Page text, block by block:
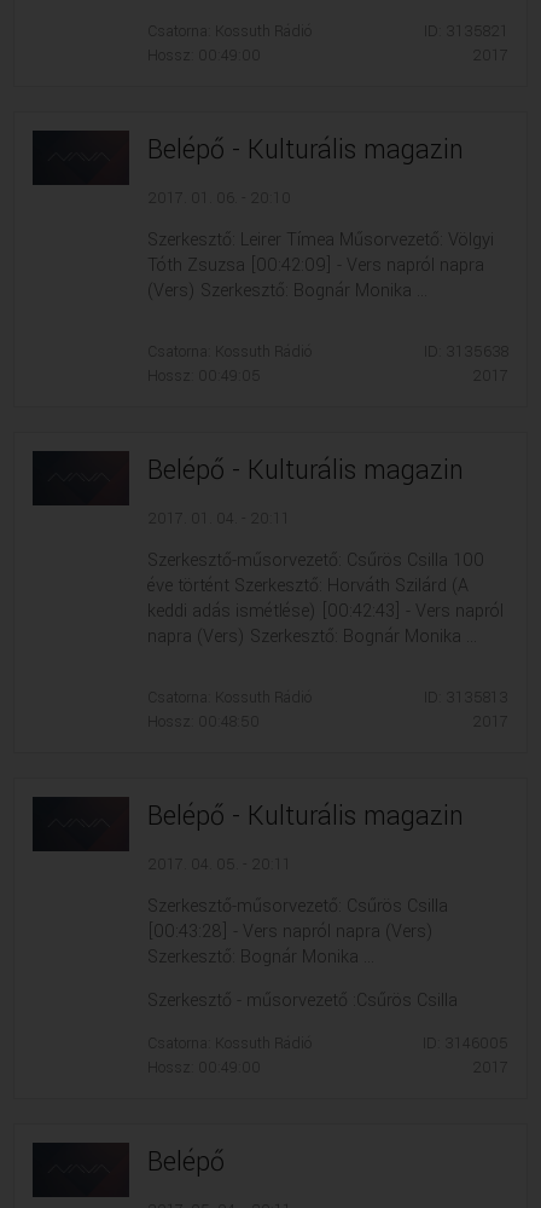
Csatorna: Kossuth Rádió
Hossz: 00:49:00
2017
Belépő - Kulturális magazin
2017. 01. 06. - 20:10
Szerkesztő: Leirer Tímea Műsorvezető: Völgyi
Tóth Zsuzsa [00:42:09] - Vers napról napra
(Vers) Szerkesztő: Bognár Monika ...
Csatorna: Kossuth Rádió
Hossz: 00:49:05
2017
Belépő - Kulturális magazin
2017. 01. 04. - 20:11
Szerkesztő-műsorvezető: Csűrös Csilla 100
éve történt Szerkesztő: Horváth Szilárd (A
keddi adás ismétlése) [00:42:43] - Vers napról
napra (Vers) Szerkesztő: Bognár Monika ...
Csatorna: Kossuth Rádió
Hossz: 00:48:50
2017
Belépő - Kulturális magazin
2017. 04. 05. - 20:11
Szerkesztő-műsorvezető: Csűrös Csilla
[00:43:28] - Vers napról napra (Vers)
Szerkesztő: Bognár Monika ...
Szerkesztő - műsorvezető :Csűrös Csilla
Csatorna: Kossuth Rádió
Hossz: 00:49:00
ID: 3146005
2017
Belépő